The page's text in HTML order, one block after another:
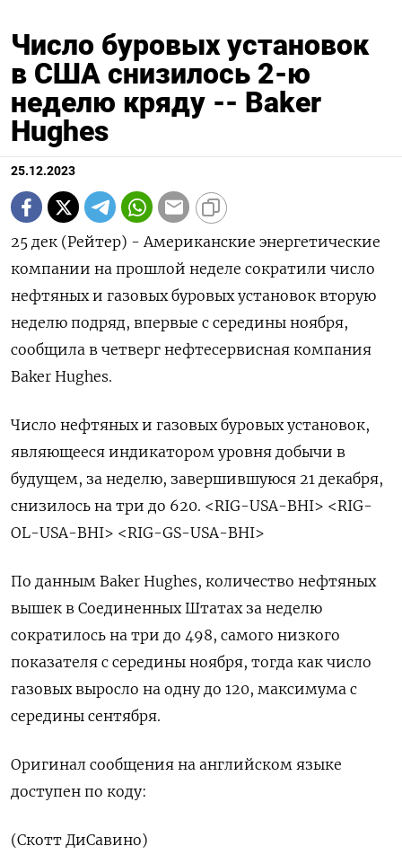
Число буровых установок
в США снизилось 2-ю
неделю кряду -- Baker
Hughes
25.12.2023
25 дек (Рейтер) - Американские энергетические
компании на прошлой неделе сократили число
нефтяных и газовых буровых установок вторую
неделю подряд, впервые с середины ноября,
сообщила в четверг нефтесервисная компания
Baker Hughes.
Число нефтяных и газовых буровых установок,
являющееся индикатором уровня добычи в
будущем, за неделю, завершившуюся 21 декабря,
снизилось на три до 620. <RIG-USA-BHI> <RIG-
OL-USA-BHI> <RIG-GS-USA-BHI>
По данным Baker Hughes, количество нефтяных
вышек в Соединенных Штатах за неделю
сократилось на три до 498, самого низкого
показателя с середины ноября, тогда как число
газовых выросло на одну до 120, максимума с
середины сентября.
Оригинал сообщения на английском языке
доступен по коду:
(Скотт ДиСавино)